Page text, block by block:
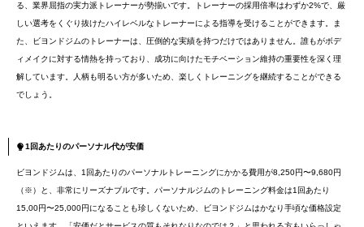
る、業界屈指の実力派トレーナーが勢揃いです。トレーナーの採用倍率はわずか2%で、厳
しい選考をくぐり抜けたハイレベルなトレーナーによる指導を受けることができます。ま
た、ビヨンドジムのトレーナーは、圧倒的な実績を持つだけではありません。誰もがボデ
ィメイクに対する情熱を持っており、成功に向けたモチベーション維持の重要性を深く理
解しています。人柄も明るい方が多いため、楽しくトレーニングを継続することができる
でしょう。
1回あたりのパーソナル代が安価
ビヨンドジムは、1回あたりのパーソナルトレーニングにかかる費用が8,250円〜9,680円
（※）と、非常にリーズナブルです。パーソナルジムのトレーニング料金は1回あたり
15,00円〜25,000円になることも珍しくないため、ビヨンドジムはかなり手頃な価格設定